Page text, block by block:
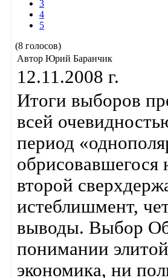
3
4
5
(8 голосов)
Автор Юрий Баранчик
12.11.2008 г.
Итоги выборов
всей
период
обрисовавшегося
второй
истеблишмент,
выводы. Выбор
понимании
экономика, ни